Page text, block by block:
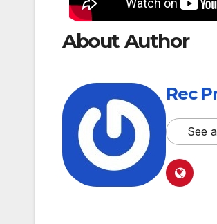
About Author
Rec
See